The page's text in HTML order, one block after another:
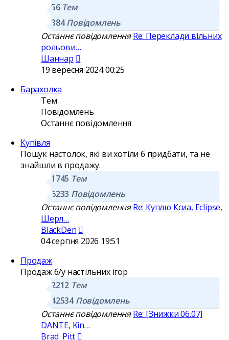
56 Тем
384Повідомлень
Останнє повідомлення Re: Переклади вільних
рольови…
Шаннар
останнє
19 вересня 2024 00:25
Барахолка
Тем
Повідомлень
Останнє повідомлення
Купівля
Пошук настолок, які ви хотіли б придбати, та не
знайшли в продажу.
1745 Тем
6233 Повідомлень
Останнє повідомлення Re: Куплю Ксиа, Eclipse,
Шерл…
BlackDen
останнє
04 серпня 2026 19:51
Продаж
Продаж б/у настільних ігор
2212 Тем
42534Повідомлень
Останнє повідомлення Re: [Знижки 06.07]
DANTE, Kin…
Brad_Pitt